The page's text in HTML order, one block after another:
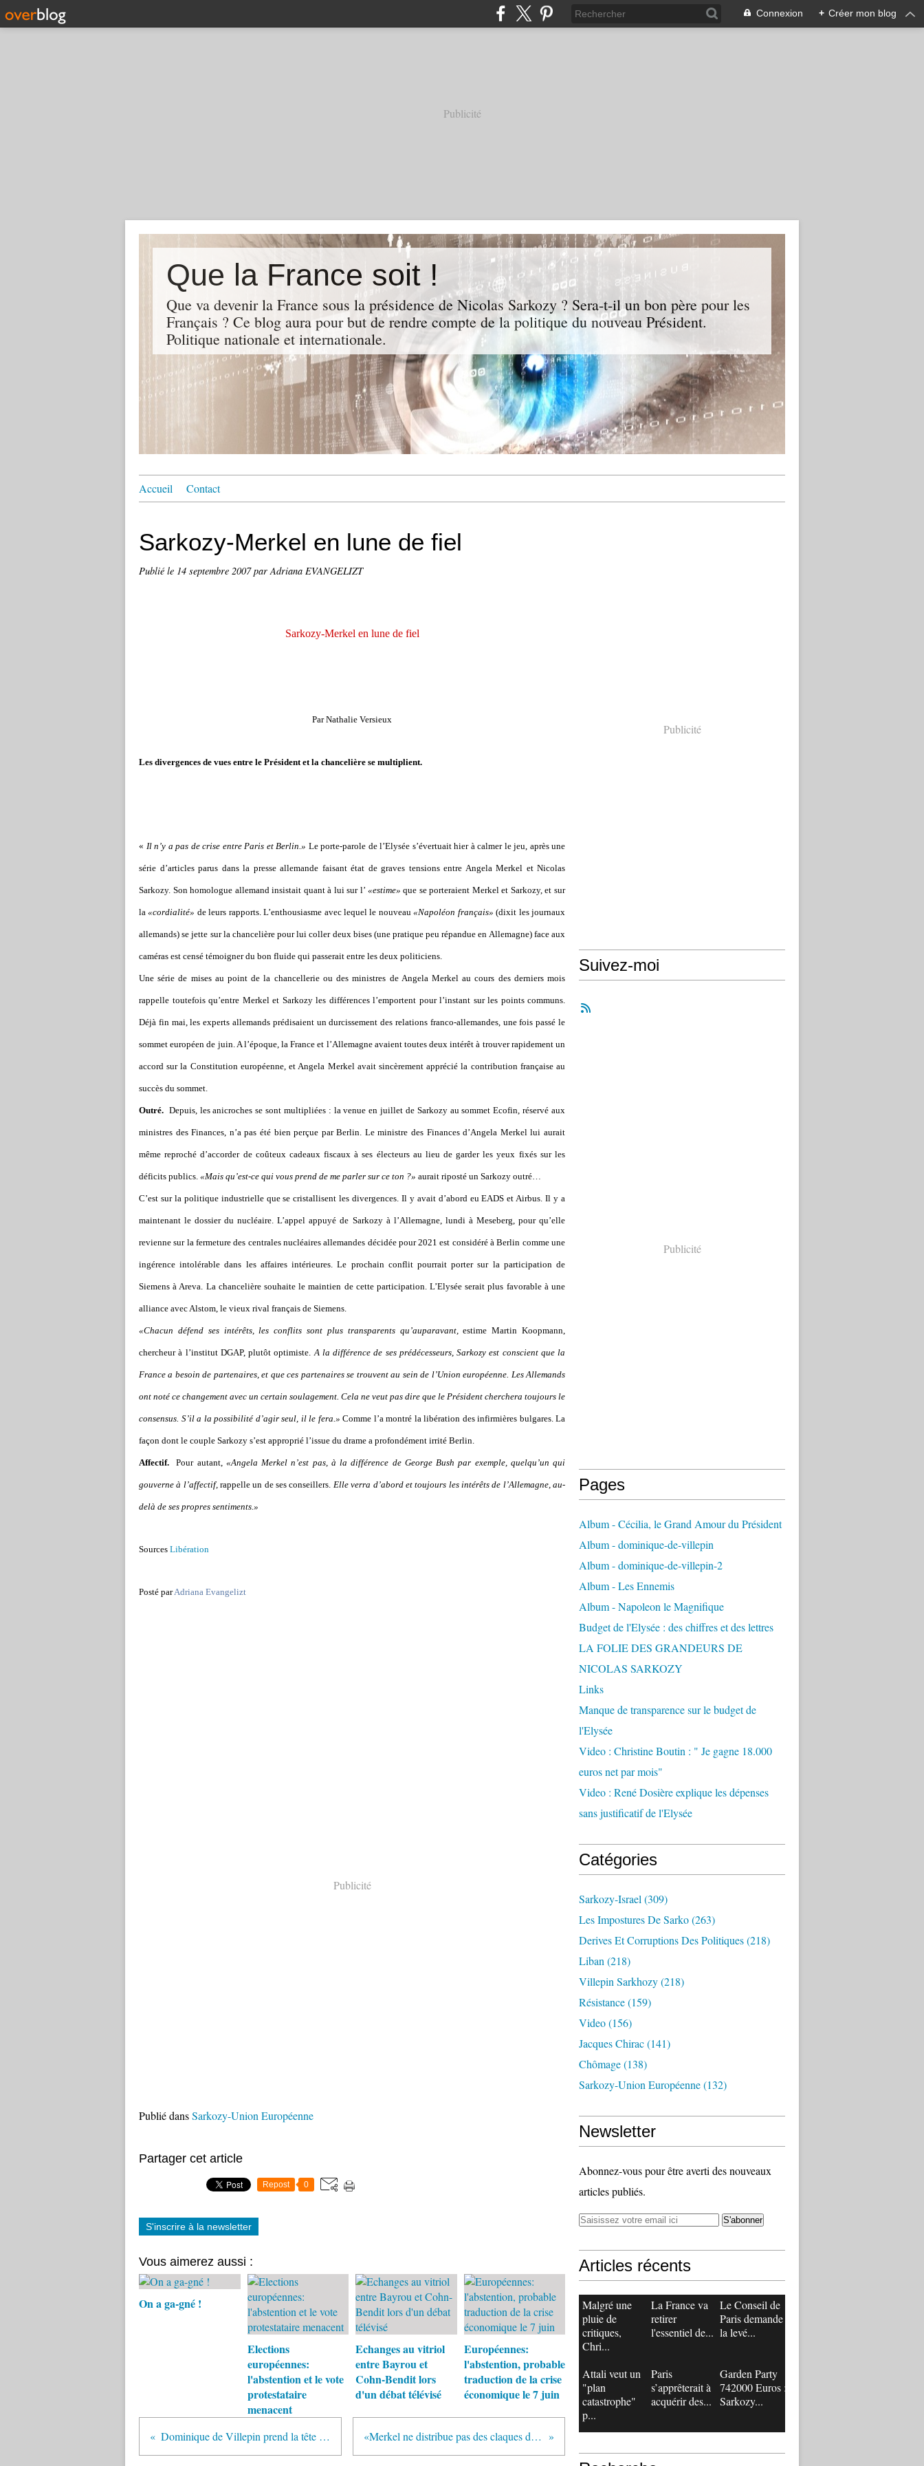
Connexion + Créer mon blog
Publicité
Que la France soit !
Que va devenir la France sous la présidence de Nicolas Sarkozy ? Sera-t-il un bon père pour les
Français ? Ce blog aura pour but de rendre compte de la politique du nouveau Président.
Politique nationale et internationale.
Accueil Contact
Sarkozy-Merkel en lune de fiel
Publié le 14 septembre 2007par Adriana EVANGELIZT
Sarkozy-Merkel en lune de fiel
Par Nathalie Versieux
Les divergences de vues entre le Président et la chancelière se multiplient.
« Il n’y a pas de crise entre Paris et Berlin.» Le porte-parole de l’Elysée s’évertuait hier à calmer le jeu, après une
série d’articles parus dans la presse allemande faisant état de graves tensions entre Angela Merkel et Nicolas
Sarkozy. Son homologue allemand insistait quant à lui sur l’ «estime» que se porteraient Merkel et Sarkozy, et sur
la«cordialité» de leurs rapports. L’enthousiasme avec lequel le nouveau«Napoléon français» (dixit les journaux
allemands) se jette sur la chancelière pour lui coller deux bises (une pratique peu répandue en Allemagne) face aux
caméras est censé témoigner du bon fluide qui passerait entre les deux politiciens.
Une série de mises au point de la chancellerie ou des ministres de Angela Merkel au cours des derniers mois
rappelle toutefois qu’entre Merkel et Sarkozy les différences l’emportent pour l’instant sur les points communs.
Déjà fin mai, les experts allemands prédisaient un durcissement des relations franco-allemandes, une fois passé le
sommet européen de juin. A l’époque, la France et l’Allemagne avaient toutes deux intérêt à trouver rapidement un
accord sur la Constitution européenne, et Angela Merkel avait sincèrement apprécié la contribution française au
succès du sommet.
Outré. Depuis, les anicroches se sont multipliées : la venue en juillet de Sarkozy au sommet Ecofin, réservé aux
ministres des Finances, n’a pas été bien perçue par Berlin. Le ministre des Finances d’Angela Merkel lui aurait
même reproché d’accorder de coûteux cadeaux fiscaux à ses électeurs au lieu de garder les yeux fixés sur les
déficits publics. «Mais qu’est-ce qui vous prend de me parler sur ce ton ?» aurait riposté un Sarkozy outré…
C’est sur la politique industrielle que se cristallisent les divergences. Il y avait d’abord eu EADS et Airbus. Il y a
maintenant le dossier du nucléaire. L’appel appuyé de Sarkozy à l’Allemagne, lundi à Meseberg, pour qu’elle
revienne sur la fermeture des centrales nucléaires allemandes décidée pour 2021 est considéré à Berlin comme une
ingérence intolérable dans les affaires intérieures. Le prochain conflit pourrait porter sur la participation de
Siemens à Areva. La chancelière souhaite le maintien de cette participation. L’Elysée serait plus favorable à une
alliance avec Alstom, le vieux rival français de Siemens.
«Chacun défend ses intérêts, les conflits sont plus transparents qu’auparavant,estime Martin Koopmann,
chercheur à l’institut DGAP, plutôt optimiste.A la différence de ses prédécesseurs, Sarkozy est conscient que la
France a besoin de partenaires, et que ces partenaires se trouvent au sein de l’Union européenne. Les Allemands
ont noté ce changement avec un certain soulagement. Cela ne veut pas dire que le Président cherchera toujours le
consensus. S’il a la possibilité d’agir seul, il le fera.» Comme l’a montré la libération des infirmières bulgares. La
façon dont le couple Sarkozy s’est approprié l’issue du drame a profondément irrité Berlin.
Affectif.Pour autant, «Angela Merkel n’est pas, à la différence de George Bush par exemple, quelqu’un qui
gouverne à l’affectif,rappelle un de ses conseillers. Elle verra d’abord et toujours les intérêts de l’Allemagne, au-
delà de ses propres sentiments.»
Sources Libération
Posté parAdriana Evangelizt
Publicité
Publié dansSarkozy-Union Européenne
Partager cet article
Repost 0
S'inscrire à la newsletter
Vous aimerez aussi :
On a ga-gné !
Elections
européennes:
l'abstention et le vote
protestataire
menacent
Echanges au vitriol
entre Bayrou et
Cohn-Bendit lors
d'un débat télévisé
Européennes:
l'abstention, probable
traduction de la crise
économique le 7 juin
Dominique de Villepin prend la tête du courant des chiraquiens «Merkel ne distribue pas des claques dans le dos comme Sarkozy»
Publicité
Suivez-moi
Publicité
Pages
Album - Cécilia, le Grand Amour du Président
Album - dominique-de-villepin
Album - dominique-de-villepin-2
Album - Les Ennemis
Album - Napoleon le Magnifique
Budget de l'Elysée : des chiffres et des lettres
LA FOLIE DES GRANDEURS DE
NICOLAS SARKOZY
Links
Manque de transparence sur le budget de
l'Elysée
Video : Christine Boutin : " Je gagne 18.000
euros net par mois"
Video : René Dosière explique les dépenses
sans justificatif de l'Elysée
Catégories
Sarkozy-Israel (309)
Les Impostures De Sarko(263)
Derives Et Corruptions Des Politiques(218)
Liban (218)
Villepin Sarkhozy(218)
Résistance(159)
Video(156)
Jacques Chirac(141)
Chômage(138)
Sarkozy-Union Européenne(132)
Newsletter
Abonnez-vous pour être averti des nouveaux
articles publiés.
Articles récents
Malgré une
pluie de
critiques,
Chri...
La France va
retirer
l'essentiel de...
Le Conseil de
Paris demande
la levé...
Attali veut un
"plan
catastrophe"
p...
Paris
s’apprêterait à
acquérir des...
Garden Party
742000 Euros :
Sarkozy...